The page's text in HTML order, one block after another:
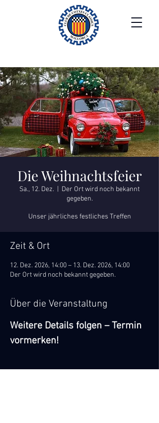
Die Weihnachtsfeier
Sa., 12. Dez.
Der Ort wird noch bekannt
gegeben.
Unser jährliches festliches Treffen
Zeit & Ort
12. Dez. 2026, 14:00 – 13. Dez. 2026, 14:00
Der Ort wird noch bekannt gegeben.
Über die Veranstaltung
Weitere Details folgen – Termin
vormerken!